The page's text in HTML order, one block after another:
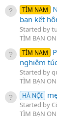
TÌM NAM
bạn kết
Started by
TÌM BẠN
TÌM NAM
nghiêm
Started by
TÌM BẠN
HÀ NỘI
Started by
TÌM BẠN